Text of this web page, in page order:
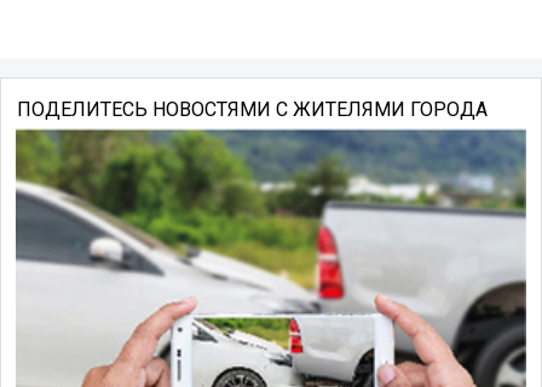
ПОДЕЛИТЕСЬ НОВОСТЯМИ С ЖИТЕЛЯМИ ГОРОДА